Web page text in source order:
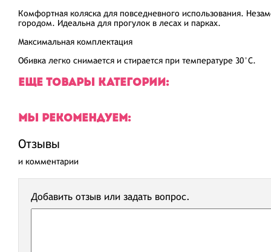
Комфортная коляска для повседневного использования.
городом. Идеальна для прогулок в лесах и парках.
Максимальная комплектация
Обивка легко снимается и стирается при температуре 30°C.
ЕЩЕ ТОВАРЫ КАТЕГОРИИ:
МЫ РЕКОМЕНДУЕМ:
Отзывы
и комментарии
Добавить отзыв или задать вопрос.